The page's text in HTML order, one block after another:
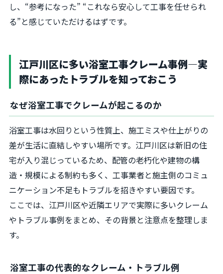
し、“参考になった” “これなら安心して工事を任せられ
る”と感じていただけるはずです。
江戸川区に多い浴室工事クレーム事例―実
際にあったトラブルを知っておこう
なぜ浴室工事でクレームが起こるのか
浴室工事は水回りという性質上、施工ミスや仕上がりの
差が生活に直結しやすい場所です。江戸川区は新旧の住
宅が入り混じっているため、配管の老朽化や建物の構
造・規模による制約も多く、工事業者と施主側のコミュ
ニケーション不足もトラブルを招きやすい要因です。
ここでは、江戸川区や近隣エリアで実際に多いクレーム
やトラブル事例をまとめ、その背景と注意点を整理しま
す。
浴室工事の代表的なクレーム・トラブル例